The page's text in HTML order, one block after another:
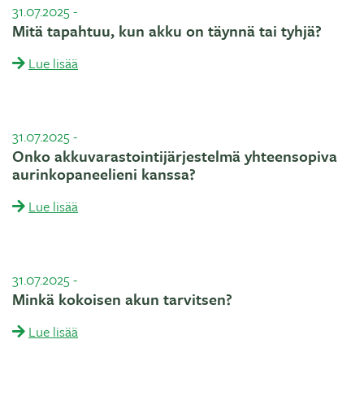
31.07.2025-
Mitä tapahtuu, kun akku on täynnä tai tyhjä?
Lue lisää
31.07.2025-
Onko akkuvarastointijärjestelmä yhteensopiva
aurinkopaneelieni kanssa?
Lue lisää
31.07.2025-
Minkä kokoisen akun tarvitsen?
Lue lisää